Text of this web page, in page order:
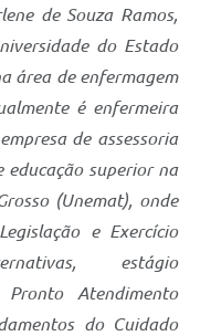
de Souza Ramos,
do Estado
área de enfermagem
é enfermeira
de assessoria
educação superior na
(Unemat), onde
e Exercício
estágio
Atendimento
do Cuidado